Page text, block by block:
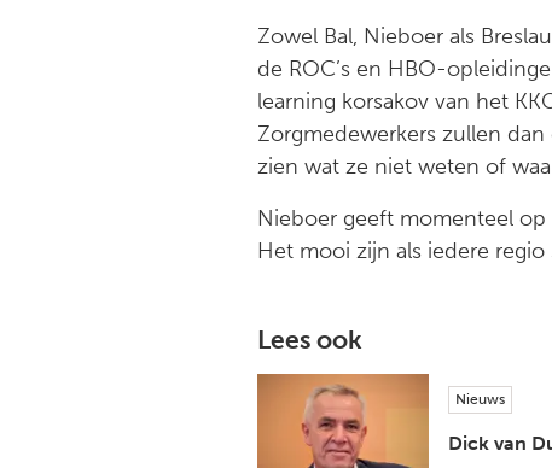
Zowel Bal, Nieboer als
de ROC’s en HBO-
learning korsakov van het
Zorgmedewerkers zullen
zien wat ze niet weten of
Nieboer geeft momenteel op
Het mooi zijn als iedere regio
Lees ook
Nieuws
Dick van